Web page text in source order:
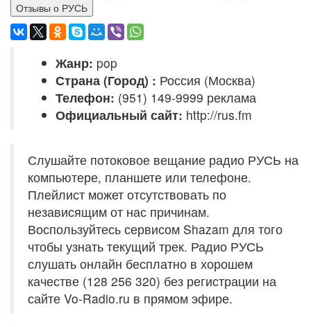
Отзывы о РУСЬ
Жанр: pop
Страна (Город) : Россия (Москва)
Телефон: (951) 149-9999 реклама
Официальный сайт: http://rus.fm
Слушайте потоковое вещание радио РУСЬ на
компьютере, планшете или телефоне.
Плейлист может отсутствовать по
независящим от нас причинам.
Воспользуйтесь сервисом Shazam для того
чтобы узнать текущий трек. Радио РУСЬ
слушать онлайн бесплатно в хорошем
качестве (128 256 320) без регистрации на
сайте Vo-Radio.ru в прямом эфире.